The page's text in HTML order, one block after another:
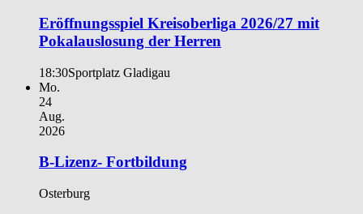
Eröffnungsspiel Kreisoberliga 2026/27 mit
Pokalauslosung der Herren
18:30Sportplatz Gladigau
Mo.
24
Aug.
2026
B-Lizenz- Fortbildung
Osterburg